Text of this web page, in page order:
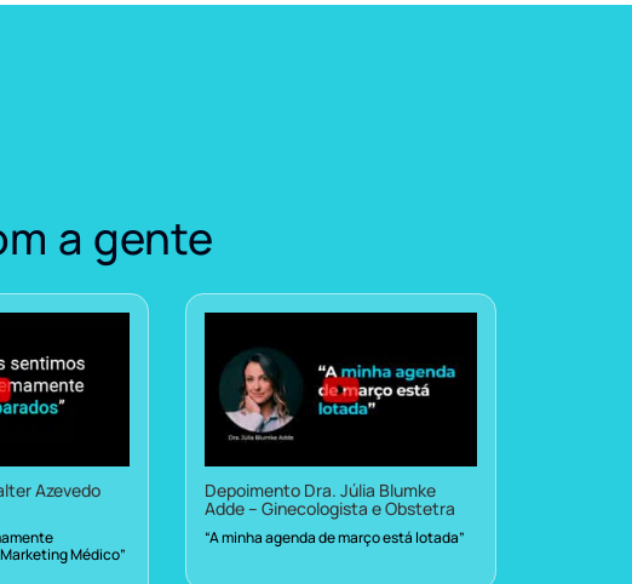
a gente
Azevedo
Médico”
Depoimento Dra. Júlia Blumke
Adde – Ginecologista e Obstetra
“A minha agenda de março está lotada”